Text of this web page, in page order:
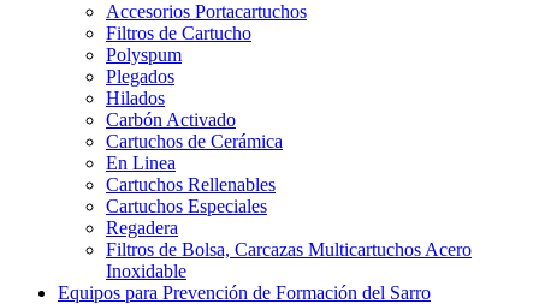
Accesorios Portacartuchos
Filtros de Cartucho
Polyspum
Plegados
Hilados
Carbón Activado
Cartuchos de Cerámica
En Linea
Cartuchos Rellenables
Cartuchos Especiales
Regadera
Filtros de Bolsa, Carcazas Multicartuchos Acero
Inoxidable
Equipos para Prevención de Formación del Sarro